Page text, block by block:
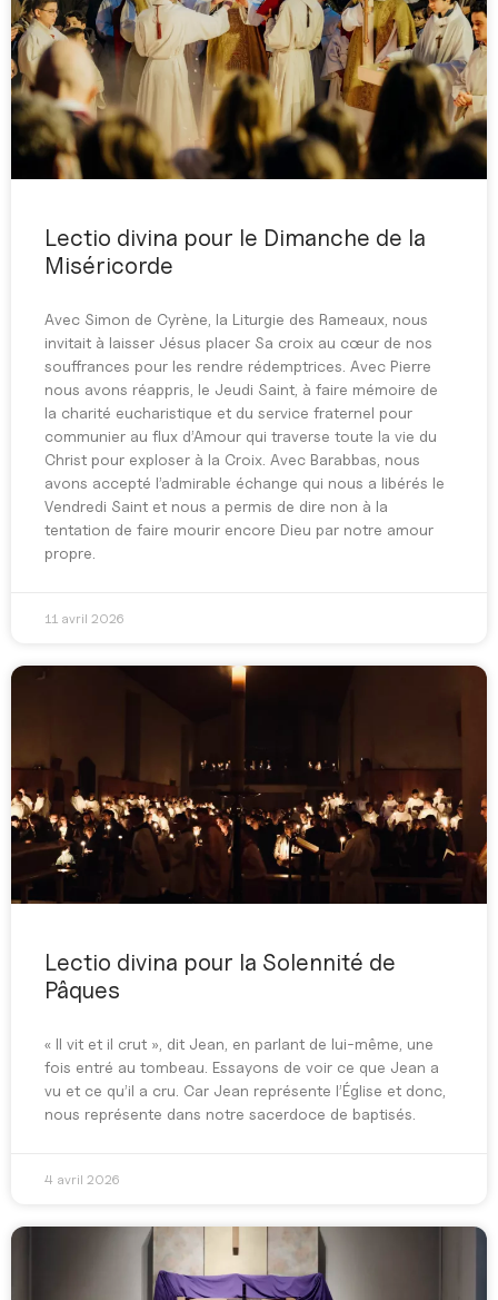
Lectio divina pour le Dimanche de la
Miséricorde
Avec Simon de Cyrène, la Liturgie des Rameaux, nous
invitait à laisser Jésus placer Sa croix au cœur de nos
souffrances pour les rendre rédemptrices. Avec Pierre
nous avons réappris, le Jeudi Saint, à faire mémoire de
la charité eucharistique et du service fraternel pour
communier au flux d’Amour qui traverse toute la vie du
Christ pour exploser à la Croix. Avec Barabbas, nous
avons accepté l’admirable échange qui nous a libérés le
Vendredi Saint et nous a permis de dire non à la
tentation de faire mourir encore Dieu par notre amour
propre.
11 avril 2026
Lectio divina pour la Solennité de
Pâques
« Il vit et il crut », dit Jean, en parlant de lui-même, une
fois entré au tombeau. Essayons de voir ce que Jean a
vu et ce qu’il a cru. Car Jean représente l’Église et donc,
nous représente dans notre sacerdoce de baptisés.
4 avril 2026